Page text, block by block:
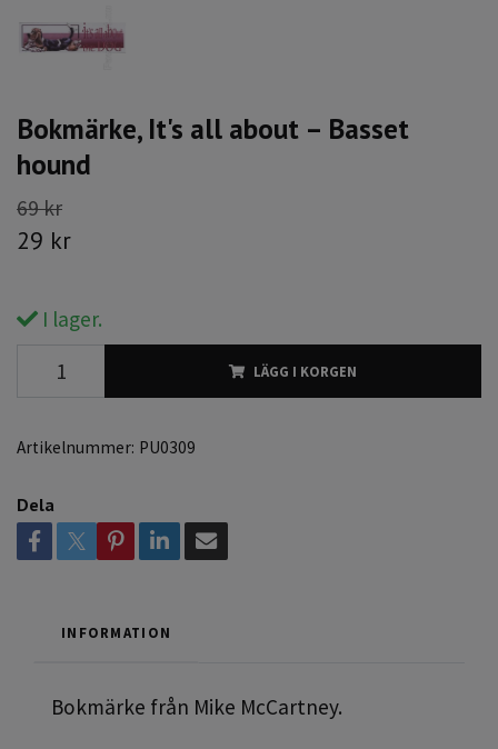
Bokmärke, It's all about – Basset
hound
69 kr
29 kr
I lager.
LÄGG I KORGEN
Artikelnummer: PU0309
Dela
INFORMATION
Bokmärke från Mike McCartney.